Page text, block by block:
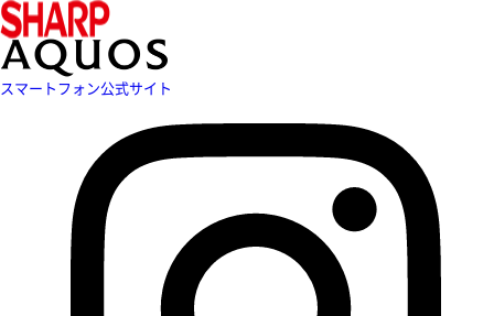
スマートフォン公式サイト